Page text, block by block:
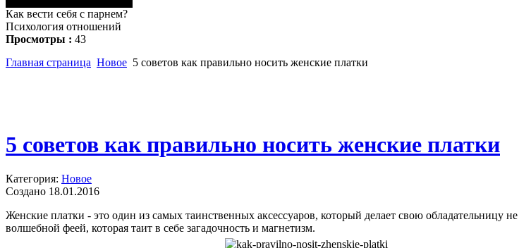
Как вести себя с парнем?
Психология отношений
Просмотры : 43
Главная страница Новое 5 советов как правильно носить женские платки
5 советов как правильно носить женские платки
Категория: Новое
Создано 18.01.2016
Женские платки - это один из самых таинственных аксессуаров, который делает свою обладательницу
волшебной феей, которая таит в себе загадочность и магнетизм.